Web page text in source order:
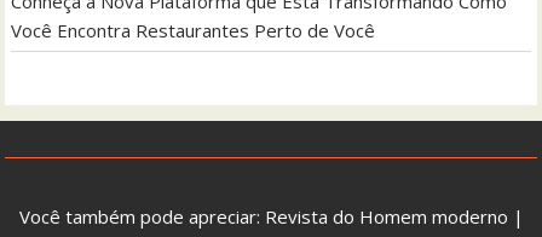
Você Encontra Restaurantes Perto de Você
Você também pode apreciar: Revista do Homem moderno |